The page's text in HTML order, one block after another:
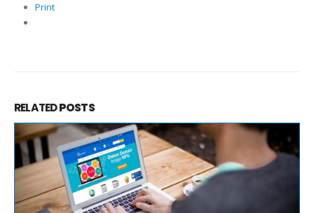
Print
RELATEDPOSTS